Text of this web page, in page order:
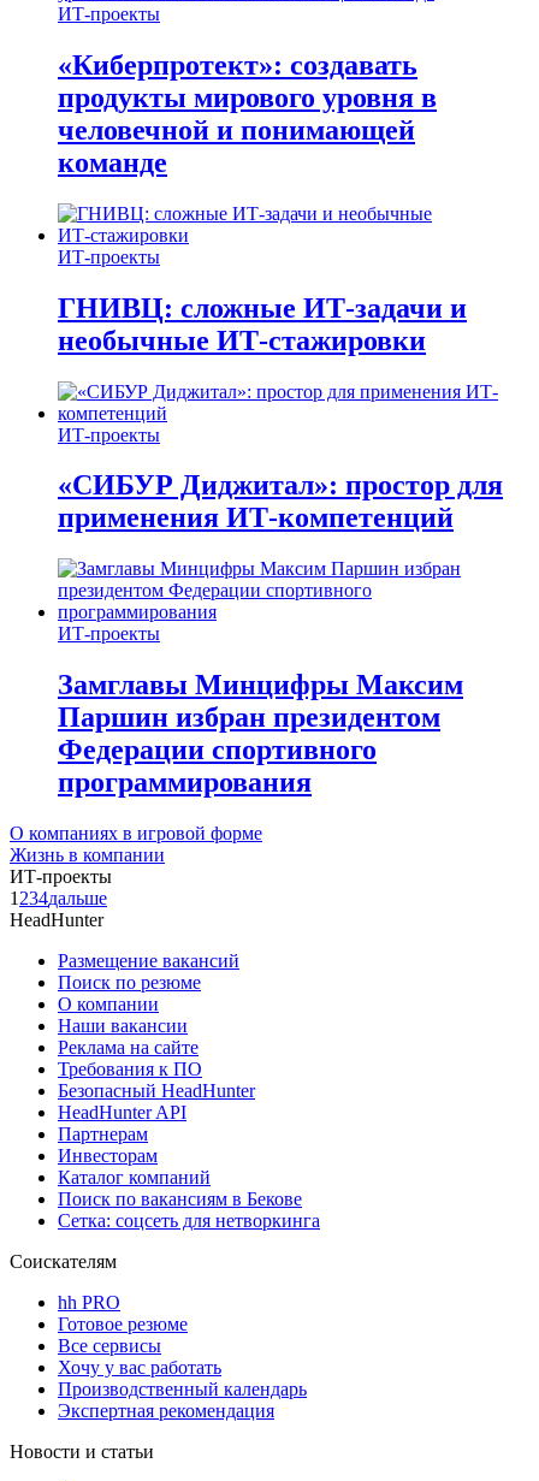
ИТ-проекты
«Киберпротект»: создавать
продукты мирового уровня в
человечной и понимающей
команде
ИТ-проекты
ГНИВЦ: сложные ИТ‑задачи и
необычные ИТ‑стажировки
ИТ-проекты
«СИБУР Диджитал»: простор для
применения ИТ-компетенций
ИТ-проекты
Замглавы Минцифры Максим
Паршин избран президентом
Федерации спортивного
программирования
О компаниях в игровой форме
Жизнь в компании
ИТ-проекты
1 234дальше
HeadHunter
Размещение вакансий
Поиск по резюме
О компании
Наши вакансии
Реклама на сайте
Требования к ПО
Безопасный HeadHunter
HeadHunter API
Партнерам
Инвесторам
Каталог компаний
Поиск по вакансиям в Бекове
Сетка: соцсеть для нетворкинга
Соискателям
hh PRO
Готовое резюме
Все сервисы
Хочу у вас работать
Производственный календарь
Экспертная рекомендация
Новости и статьи